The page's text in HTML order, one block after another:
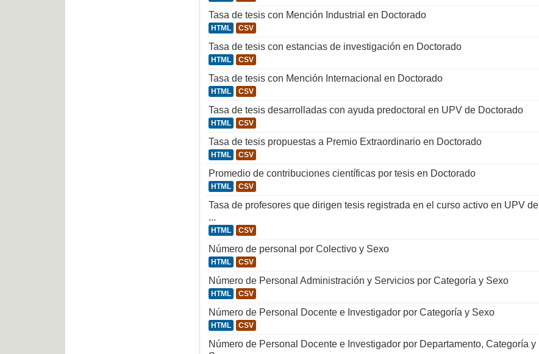
Tasa de tesis con Mención Industrial en Doctorado
HTML CSV
Tasa de tesis con estancias de investigación en Doctorado
HTML CSV
Tasa de tesis con Mención Internacional en Doctorado
HTML CSV
Tasa de tesis desarrolladas con ayuda predoctoral en UPV de Doctorado
HTML CSV
Tasa de tesis propuestas a Premio Extraordinario en Doctorado
HTML CSV
Promedio de contribuciones científicas por tesis en Doctorado
HTML CSV
Tasa de profesores que dirigen tesis registrada en el curso activo en UPV de
...
HTML CSV
Número de personal por Colectivo y Sexo
HTML CSV
Número de Personal Administración y Servicios por Categoría y Sexo
HTML CSV
Número de Personal Docente e Investigador por Categoría y Sexo
HTML CSV
Número de Personal Docente e Investigador por Departamento, Categoría y